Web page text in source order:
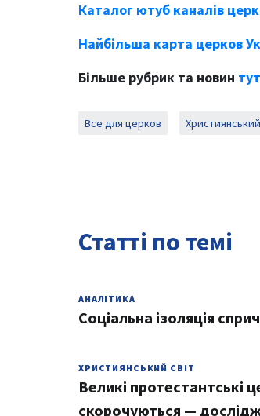
Каталог ютуб каналів
Найбільша карта церков
Більше рубрик та новин тут
Все для церков Християнський
Статті по темі
АНАЛІТИКА
Соціальна ізоляція
ХРИСТИЯНСЬКИЙ СВІТ
Великі
скорочуються —